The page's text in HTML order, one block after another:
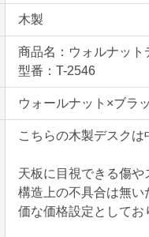
木製
商品名：ウォルナット
型番：T-2546
ウォールナット×ブラ
こちらの木製デスクは
天板に目視できる傷や
構造上の不具合は無
価な価格設定としてお